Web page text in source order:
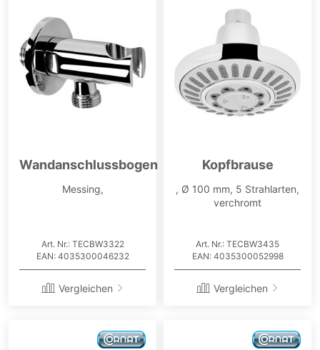
Wandanschlussbogen
Messing,
Art. Nr.: TECBW3322
EAN: 4035300046232
Vergleichen
Kopfbrause
, Ø 100 mm, 5 Strahlarten,
verchromt
Art. Nr.: TECBW3435
EAN: 4035300052998
Vergleichen